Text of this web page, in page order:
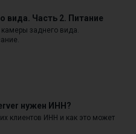
вида. Часть 2. Питание
заднего вида.
нужен ИНН?
клиентов ИНН и как это может